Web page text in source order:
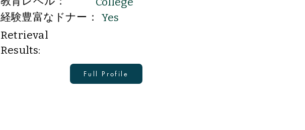
経験豊富なドナー：
Yes
Retrieval
Results:
Full Profile